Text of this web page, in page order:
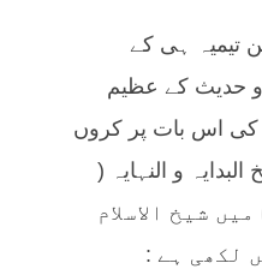
تیمیہ ہی کے
و حدیث کے عظیم
کی اس بات پر کروں
و النہایہ (
میں شیخ الاسلام
لکھی ہے :